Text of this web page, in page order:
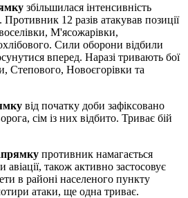
збільшилася інтенсивність
12 разів атакував позиції
М'ясожарівки,
Сили оборони відбили
вперед. Наразі тривають бої
Степового, Новоєгорівки та
від початку доби зафіксовано
сім із них відбито. Триває бій
противник намагається
також активно застосовує
в районі населеного пункту
атаки, ще одна триває.